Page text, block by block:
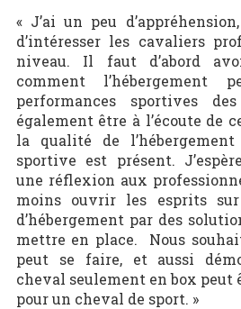
« J’ai un peu
d’intéresser les cavaliers
niveau. Il faut d’abord
comment l’hébergement
performances sportives
également être à l’écoute de
la qualité de
sportive est présent.
une réflexion aux
moins ouvrir les esprits sur
d’hébergement par des
mettre en place. Nous
peut se faire, et aussi
cheval seulement en box
pour un cheval de sport. »